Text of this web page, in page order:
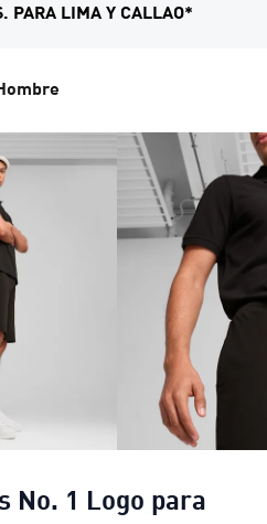
PARA LIMA Y CALLAO*
No. 1 Logo para